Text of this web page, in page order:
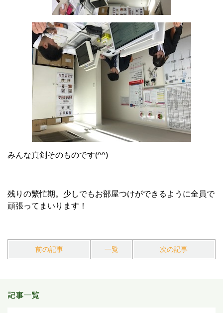
みんな真剣そのものです(^^)
残りの繁忙期。少しでもお部屋つけができるように全員で
頑張ってまいります！
前の記事 一覧 次の記事
記事一覧